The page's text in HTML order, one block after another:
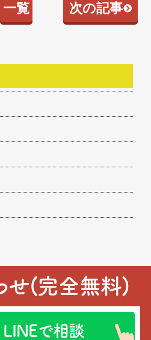
一覧 次の記事
せ(完全無料)
LINEで相談